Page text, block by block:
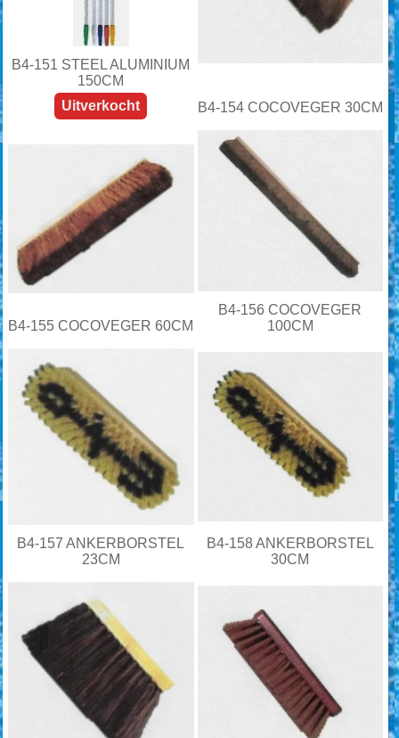
B4-151 STEEL ALUMINIUM
150CM
Uitverkocht
B4-154 COCOVEGER 30CM
B4-155 COCOVEGER 60CM
B4-156 COCOVEGER
100CM
B4-157 ANKERBORSTEL
23CM
B4-158 ANKERBORSTEL
30CM